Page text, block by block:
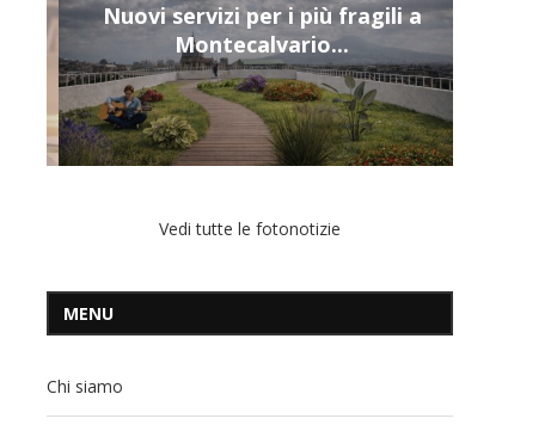
Nuovi servizi per i più fragili a
Montecalvario...
Vedi tutte le fotonotizie
MENU
Chi siamo